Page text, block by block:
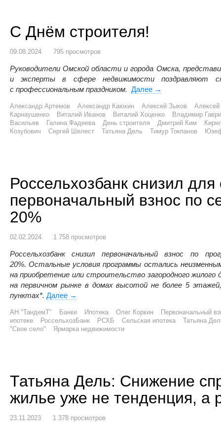
С Днём строителя!
09.08.2024 795 просмотров
Руководители Омской области и города Омска,
и эксперты в сфере недвижимости поздравляют
с профессиональным праздником. Далее С Днём строителя!
→
Александр Артемов Александр Каюкин Алексей Зыков
Алексей
Карнаушенко
Виталий Иванов Виталий Хоценко
Владимир
Васильев
Галина Фадеева День строителя Дмитрий Ким
Козубович
Сергей Шелест Татьяна Дель Тимур Токпанов
Россельхозбанк снизил
первоначальный взнос по
20%
02.02.2024 1 758 просмотров
Россельхозбанк снизил первоначальный взнос по
20%. Остальные условия программы остались
наприобретение или строительство загородного
на первичном рынке в домах высотой не более 5
пунктах*. Далее Россельхозбанк снизил для омичей
→
АН "ТандемТ" Банки Ипотека Олег Коркин
Первоначальный
ипотеке
РоссельхозБанк РСХБ Сельская ипотека
Татьяна
"Свое село"
Ярмарка недвижимости
Татьяна Дель: Снижение
жилье уже не тенденция, а
23.11.2023 1 378 просмотров